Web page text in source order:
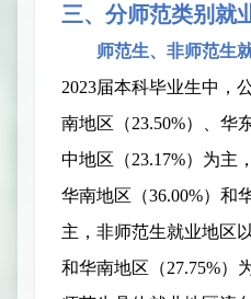
三、 分师范类别就
师范生、非师范生
2023届本科毕业生中，
南地区（23.50%）、华
中地区（23.17%）为主
华南地区（36.00%）和
主，非师范生就业地区
和华南地区（27.75%）